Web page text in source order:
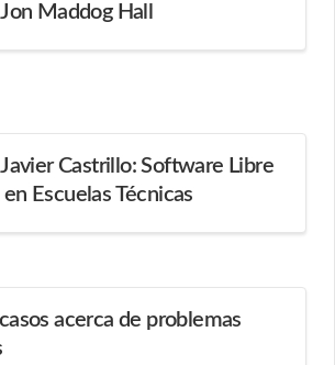
Maddog Hall
Castrillo: Software Libre
Escuelas Técnicas
acerca de problemas